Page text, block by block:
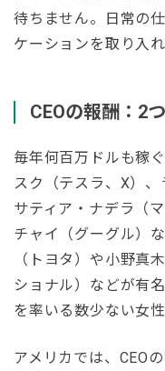
待ちません。日常の
ケーションを取り入
CEOの報酬：2
毎年何百万ドルも稼
スク（テスラ、X）、
サティア・ナデラ（
チャイ（グーグル）
（トヨタ）や小野真
ショナル）などが有
を率いる数少ない女性
アメリカでは、CEO